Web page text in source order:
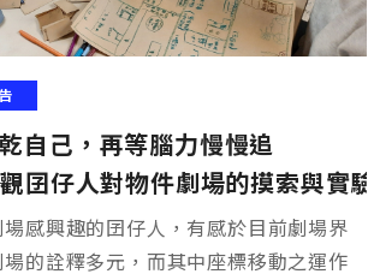
乾自己，再等腦力慢慢追
觀囝仔人對物件劇場的摸索與實驗
感興趣的囝仔人，有感於目前劇場界
的詮釋多元，而其中座標移動之運作